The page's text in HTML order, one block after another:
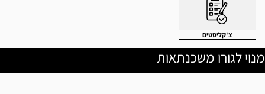
צ'קליסטים
מנוי לגורו משכנתאות